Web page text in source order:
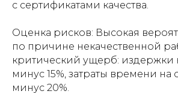
с сертификатами качества.
Оценка рисков: Высокая
по причине некачественной
критический ущерб: издержки
минус 15%, затраты времени на
минус 20%.